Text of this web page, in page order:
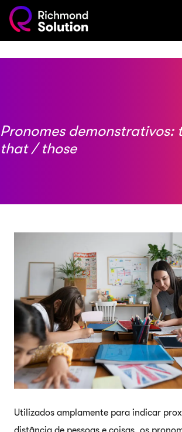
Pronomes demonstrativos:
that / those
Utilizados amplamente para indicar